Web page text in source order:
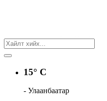
15° C
- Улаанбаатар